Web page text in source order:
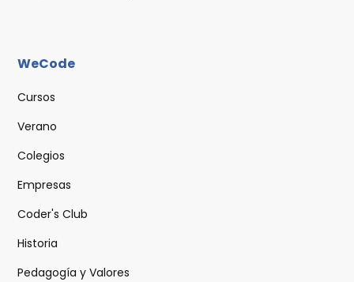
WeCode
Cursos
Verano
Colegios
Empresas
Coder's Club
Historia
Pedagogía y Valores